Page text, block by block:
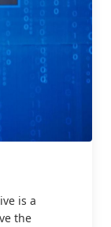
is a
the